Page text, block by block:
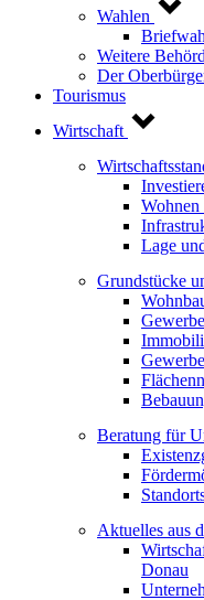
Wahlen
Weitere
Der
Tourismus
Wirtschaft
Lage
Grundstücke
Beratung für
Aktuelles aus
Donau